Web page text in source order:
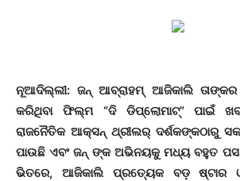
ନୂଆଦିଲ୍ଲୀ: ଜନ୍ ଆବ୍ରାହମ୍ ଆଜିକାଲି
କରିଥିବା ଫିଲ୍ମ “ଦି ଡିପ୍ଲୋମାଟ୍” ପାଇଁ
ରାଜନୈତିକ ଆକ୍ସନ୍ ଥ୍ରୀଲର୍ ଦର୍ଶକଙ୍କଠାରୁ
ପାଉଛି ଏବଂ ଜନ୍ ଙ୍କଅଭିନୟକୁ ମଧ୍ୟ ବହୁତ
ଭିତରେ, ଆଜିକାଲି ପ୍ରତ୍ୟେକ ବଡ଼ ଷ୍ଟାର